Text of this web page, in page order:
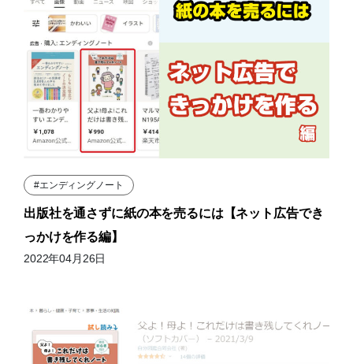
#エンディングノート
出版社を通さずに紙の本を売るには【ネット広告でき
っかけを作る編】
2022年04月26日